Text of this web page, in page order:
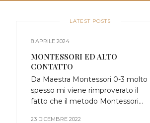
LATEST POSTS
8 APRILE 2024
MONTESSORI ED ALTO
CONTATTO
Da Maestra Montessori 0-3 molto
spesso mi viene rimproverato il
fatto che il metodo Montessori…
23 DICEMBRE 2022